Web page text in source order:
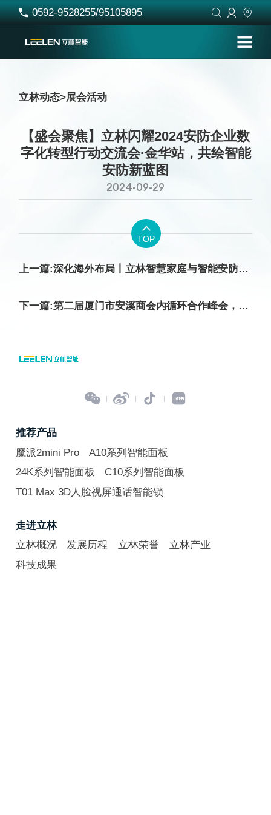
 0592-9528255/95105895   
立林动态>展会活动
【盛会聚焦】立林闪耀2024安防企业数
字化转型行动交流会·金华站，共绘智能
安防新蓝图
2024-09-29

TOP
上一篇:深化海外布局丨立林智慧家庭与智能安防惊艳亮相沙特安防展
下一篇:第二届厦门市安溪商会内循环合作峰会，立林智慧生活大受欢迎
   
推荐产品
魔派2mini Pro
A10系列智能面板
24K系列智能面板
C10系列智能面板
T01 Max 3D人脸视屏通话智能锁
走进立林
立林概况
发展历程 立林荣誉
立林产业
科技成果